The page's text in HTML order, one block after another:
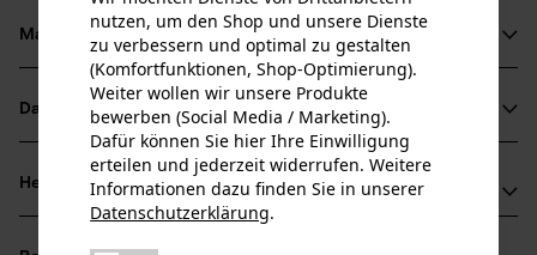
Gore-Tex) bleiben bei der Schuhpflege erhalten
Das Imprägniermittel/ Lederpflege in farblos schützt
neues Leder und frischt altes wieder auf
Produktdetails
Aktivitätstyp
Pflegen, Schützen, Imprägnieren
Altersgruppe
Material & Pflege
Material
Hauptmaterial
Datenblätter
Herstellerdatenblatt (PDF)
Sicherheitsdatenblätter (PDF)
Herstellerinformationen
nutzen, um den Shop und unsere Dienste
zu verbessern und optimal zu gestalten
(Komfortfunktionen, Shop-Optimierung).
Weiter wollen wir unsere Produkte
bewerben (Social Media / Marketing).
Dafür können Sie hier Ihre Einwilligung
erteilen und jederzeit widerrufen. Weitere
Informationen dazu finden Sie in unserer
Datenschutzerklärung.